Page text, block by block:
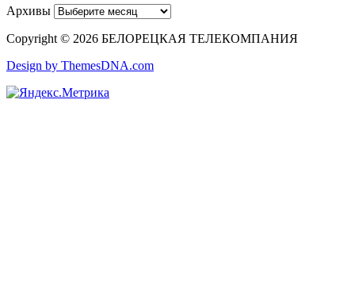
Архивы
Copyright © 2026 БЕЛОРЕЦКАЯ ТЕЛЕКОМПАНИЯ
Design by ThemesDNA.com